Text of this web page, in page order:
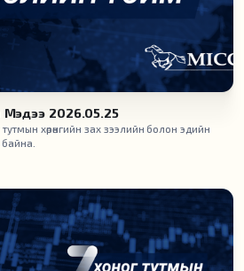
2026.05.25
хөрөнгийн зах зээлийн болон эдийн